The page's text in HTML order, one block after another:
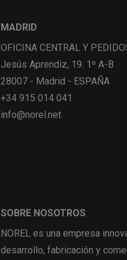
MADRID
OFICINA CENTRAL Y
Jesús Aprendiz, 19. 1º A-B
28007 - Madrid - ESPAÑA
+34 915 014 041
info@norel.net
SOBRE NOSOTROS
NOREL es una empresa
desarrollo, fabricación y